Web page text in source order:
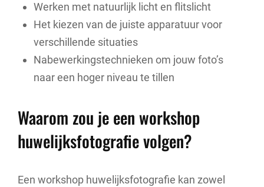
Werken met natuurlijk licht en flitslicht
Het kiezen van de juiste apparatuur voor
verschillende situaties
Nabewerkingstechnieken om jouw foto’s
naar een hoger niveau te tillen
Waarom zou je een workshop
huwelijksfotografie volgen?
Een workshop huwelijksfotografie kan zowel